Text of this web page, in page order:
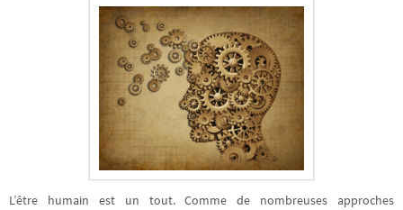
L’être humain est un tout. Comme de nombreuses approches